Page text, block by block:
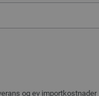
og ev importkostnader